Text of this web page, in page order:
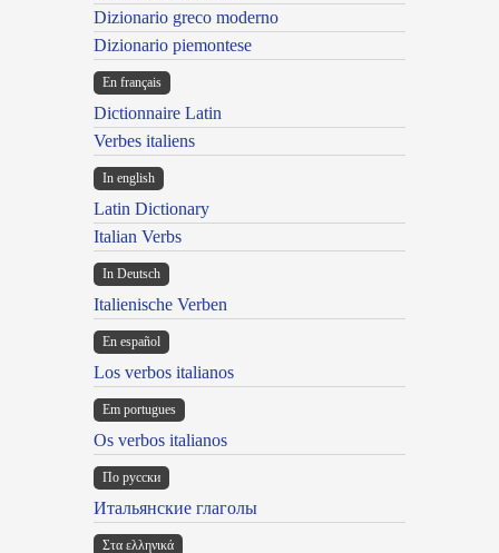
Dizionario greco moderno
Dizionario piemontese
En français
Dictionnaire Latin
Verbes italiens
In english
Latin Dictionary
Italian Verbs
In Deutsch
Italienische Verben
En español
Los verbos italianos
Em portugues
Os verbos italianos
По русски
Итальянские глаголы
Στα ελληνικά